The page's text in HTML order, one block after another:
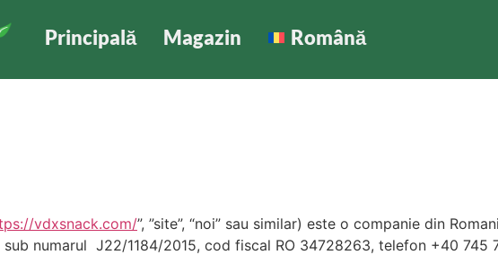
Principală Magazin Română
vdxsnack.com/”, ”site”, “noi” sau similar) este o companie din
numarul J22/1184/2015, cod fiscal RO 34728263, telefon +40 745